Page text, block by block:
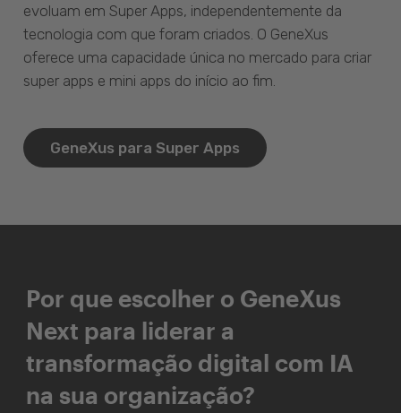
evoluam em Super Apps, independentemente da
tecnologia com que foram criados. O GeneXus
oferece uma capacidade única no mercado para criar
super apps e mini apps do início ao fim.
GeneXus para Super Apps
Por que escolher o GeneXus
Next para liderar a
transformação digital com IA
na sua organização?